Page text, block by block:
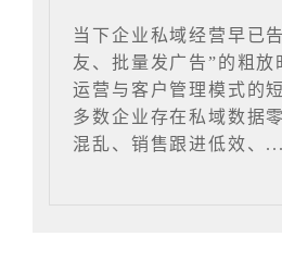
当下企业私域经营早已
友、批量发广告”的粗放
运营与客户管理模式的
多数企业存在私域数据
混乱、销售跟进低效、